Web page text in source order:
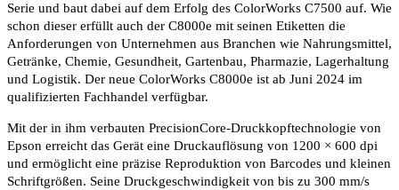
Serie und baut dabei auf dem Erfolg des ColorWorks C7500 auf. Wie
schon dieser erfüllt auch der C8000e mit seinen Etiketten die
Anforderungen von Unternehmen aus Branchen wie Nahrungsmittel,
Getränke, Chemie, Gesundheit, Gartenbau, Pharmazie, Lagerhaltung
und Logistik. Der neue ColorWorks C8000e ist ab Juni 2024 im
qualifizierten Fachhandel verfügbar.
Mit der in ihm verbauten PrecisionCore-Druckkopftechnologie von
Epson erreicht das Gerät eine Druckauflösung von 1200 × 600 dpi
und ermöglicht eine präzise Reproduktion von Barcodes und kleinen
Schriftgrößen. Seine Druckgeschwindigkeit von bis zu 300 mm/s